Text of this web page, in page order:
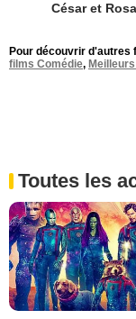
César et
Pour découvrir d'autres
films Comédie,
Toutes les